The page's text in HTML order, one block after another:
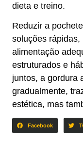
dieta e treino.
Reduzir a
soluções
alimentação
estruturados e
juntos, a gordura
gradualmente,
estética, mas
Facebook